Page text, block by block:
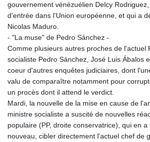
gouvernement vénézuélien Delcy
d'entrée dans l'Union européenne, et qui a
Nicolas Maduro.
- "La muse" de Pedro Sánchez -
Comme plusieurs autres proches de l'actuel
socialiste Pedro Sánchez, José Luis Ábalos
coeur d'autres enquêtes judiciaires, dont
valu de comparaître notamment pour
un procès dont il attend le verdict.
Mardi, la nouvelle de la mise en cause de
ministre socialiste a suscité de nouvelles
populaire (PP, droite conservatrice), qui en
nouveau, cibler directement l'actuel chef de